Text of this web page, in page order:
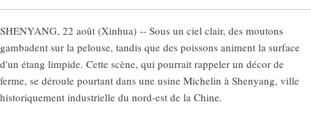
SHENYANG, 22 août (Xinhua) -- Sous un ciel clair, des moutons
gambadent sur la pelouse, tandis que des poissons animent la surface
d'un étang limpide. Cette scène, qui pourrait rappeler un décor de
ferme, se déroule pourtant dans une usine Michelin à Shenyang, ville
historiquement industrielle du nord-est de la Chine.